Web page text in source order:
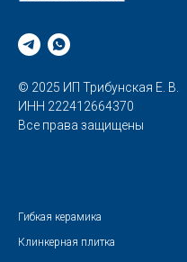
© 2025 ИП Трибунская Е. В.
ИНН 222412664370
Все права защищены
Гибкая керамика
Клинкерная плитка